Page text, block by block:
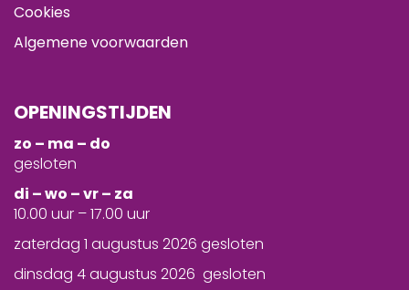
Cookies
Algemene voorwaarden
OPENINGSTIJDEN
zo – ma – do
gesloten
di – wo – vr – za
10.00 uur – 17.00 uur
zaterdag 1 augustus 2026 gesloten
dinsdag 4 augustus 2026 gesloten